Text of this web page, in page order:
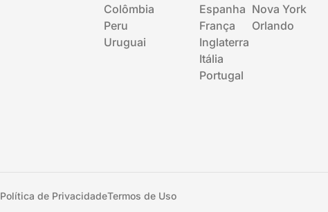
Colômbia
Peru
Uruguai
Espanha
França
Inglaterra
Itália
Portugal
Nova York
Orlando
Política de PrivacidadeTermos de Uso